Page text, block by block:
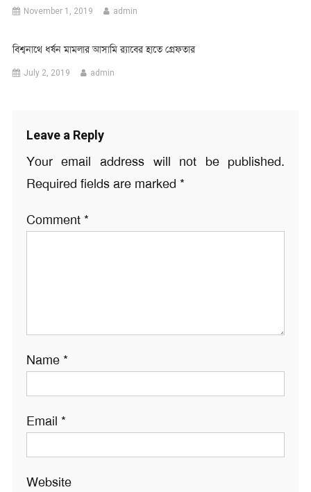
November 1, 2019 admin
বিশ্বনাথে ধর্ষন মামলার আসামি র‌্যাবের হাতে গ্রেফতার
July 2, 2019 admin
Leave a Reply
Your email address will not be published.
Required fields are marked *
Comment *
Name *
Email *
Website